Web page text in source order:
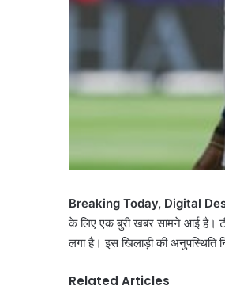
Breaking Today, Digital
के लिए एक बुरी खबर सामने आई है।
लगा है। इस खिलाड़ी की अनुपस्थिति
Related Articles